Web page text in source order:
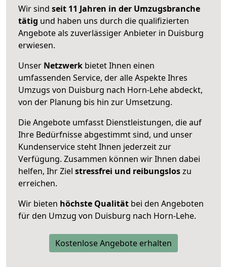
Wir sind seit 11 Jahren in der Umzugsbranche
tätig und haben uns durch die qualifizierten
Angebote als zuverlässiger Anbieter in Duisburg
erwiesen.
Unser Netzwerk bietet Ihnen einen
umfassenden Service, der alle Aspekte Ihres
Umzugs von Duisburg nach Horn-Lehe abdeckt,
von der Planung bis hin zur Umsetzung.
Die Angebote umfasst Dienstleistungen, die auf
Ihre Bedürfnisse abgestimmt sind, und unser
Kundenservice steht Ihnen jederzeit zur
Verfügung. Zusammen können wir Ihnen dabei
helfen, Ihr Ziel stressfrei und reibungsloszu
erreichen.
Wir bieten höchste Qualität bei den Angeboten
für den Umzug von Duisburg nach Horn-Lehe.
Kostenlose Angebote erhalten